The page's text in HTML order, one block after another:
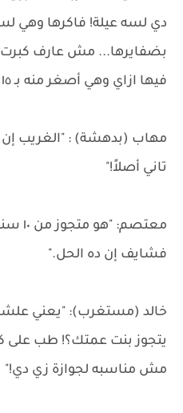
دي لسه عيلة! فاكرها وهي
بضفايرها... مش عارف كبرت
فيها ازاي وهي أصغر منه بـ ١٥ سنة!"
مهاب (بدهشة) : "الغريب إن
تاني أصلاً!"
فشايف إن ده الحل."
خالد (مستغرب): "يعني
يتجوز بنت عمتك؟! طب على
مش مناسبه لجوازة زي دي!"